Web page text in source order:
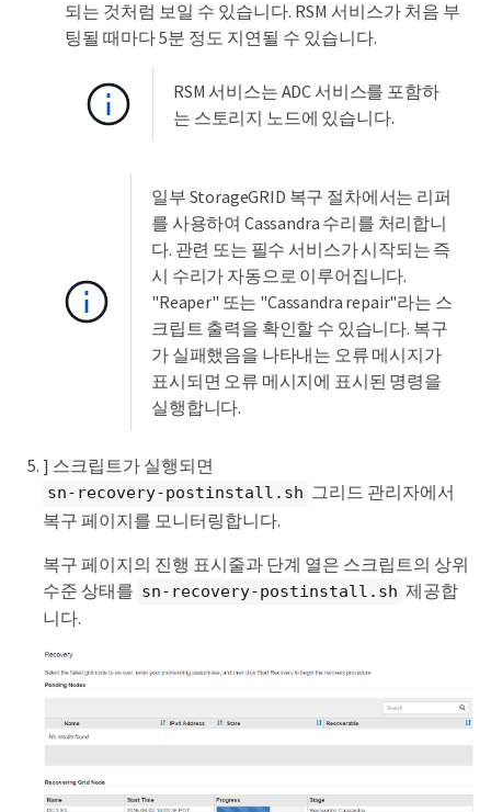
되는 것처럼 보일 수 있습니다. RSM 서비스가 처음 부
팅될 때마다 5분 정도 지연될 수 있습니다.
RSM 서비스는 ADC 서비스를 포함하
는 스토리지 노드에 있습니다.
일부 StorageGRID 복구 절차에서는 리퍼
를 사용하여 Cassandra 수리를 처리합니
다. 관련 또는 필수 서비스가 시작되는 즉
시 수리가 자동으로 이루어집니다.
"Reaper" 또는 "Cassandra repair"라는 스
크립트 출력을 확인할 수 있습니다. 복구
가 실패했음을 나타내는 오류 메시지가
표시되면 오류 메시지에 표시된 명령을
실행합니다.
] 스크립트가 실행되면
sn-recovery-postinstall.sh 그리드 관리자에서
복구 페이지를 모니터링합니다.
복구 페이지의 진행 표시줄과 단계 열은 스크립트의 상위
수준 상태를 sn-recovery-postinstall.sh 제공합
니다.